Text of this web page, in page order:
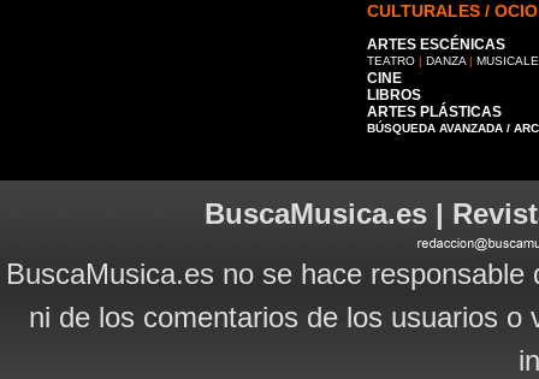
CULTURALES / OCIO
ARTES ESCÉNICAS
TEATRO | DANZA |
CINE
LIBROS
ARTES PLÁSTICAS
BÚSQUEDA AVANZADA /
BuscaMusica.es |
BuscaMusica.es no se hace
ni de los comentarios de los usuarios